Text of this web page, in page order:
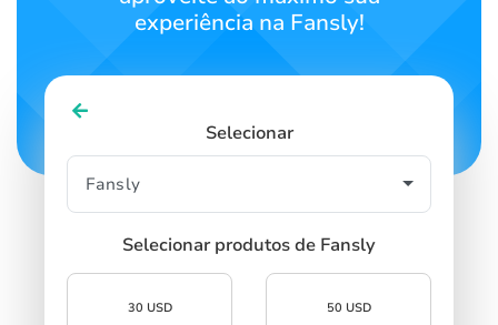
SIGN UPexperiência na Fansly!
Selecionar
Selecionar produtos de Fansly
30 USD 50 USD